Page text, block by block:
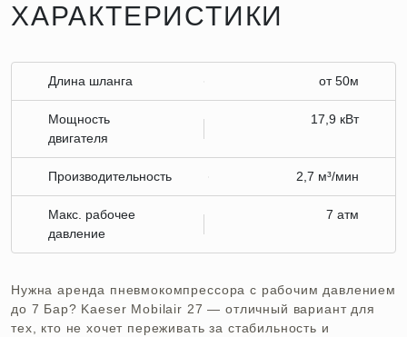
ХАРАКТЕРИСТИКИ
Длина шланга от 50м
Мощность
двигателя
17,9 кВт
Производительность 2,7 м³/мин
Макс. рабочее
давление
7 атм
Нужна аренда пневмокомпрессора с рабочим давлением
до 7 Бар? Kaeser Mobilair 27 — отличный вариант для
тех, кто не хочет переживать за стабильность и